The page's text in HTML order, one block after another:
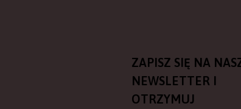
ZAPISZ SIĘ NA
NEWSLETTER I
OTRZYMUJ